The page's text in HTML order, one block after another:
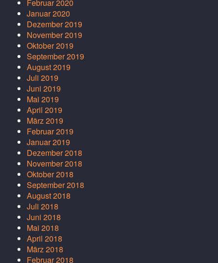
Februar 2020
Januar 2020
Dezember 2019
November 2019
Oktober 2019
September 2019
August 2019
Juli 2019
Juni 2019
Mai 2019
April 2019
März 2019
Februar 2019
Januar 2019
Dezember 2018
November 2018
Oktober 2018
September 2018
August 2018
Juli 2018
Juni 2018
Mai 2018
April 2018
März 2018
Februar 2018